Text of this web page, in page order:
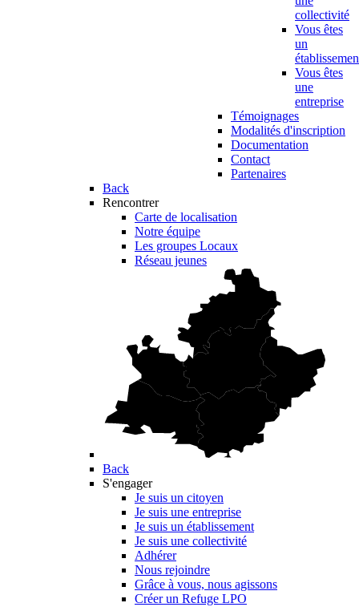
collectivité
Vous êtes
un
Vous êtes
une
entreprise
Témoignages
Modalités d'inscription
Documentation
Contact
Partenaires
Back
Rencontrer
Carte de localisation
Notre équipe
Les groupes Locaux
Réseau jeunes
Back
S'engager
Je suis un citoyen
Je suis une entreprise
Je suis un établissement
Je suis une collectivité
Adhérer
Nous rejoindre
Grâce à vous, nous agissons
Créer un Refuge LPO